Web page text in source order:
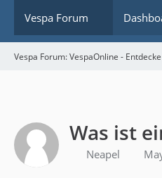
Vespa Forum
Vespa Forum: VespaOnline -
Was ist
Neapel